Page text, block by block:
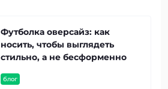
блог
Футболка оверсайз: как
носить, чтобы выглядеть
стильно, а не бесформенно